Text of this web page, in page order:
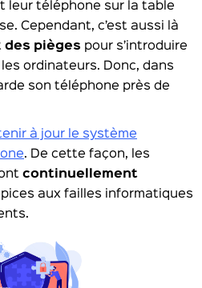
leur téléphone sur la table
Cependant, c’est aussi là
des pièges pour s’introduire
ordinateurs. Donc, dans
son téléphone près de
à jour le système
. De cette façon, les
continuellement
aux failles informatiques